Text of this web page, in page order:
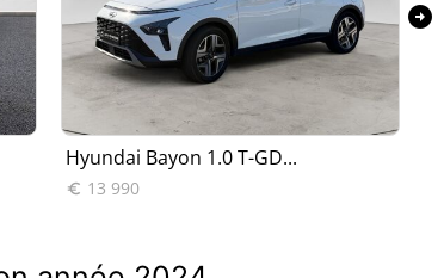
Hyundai Bayon 1.0 T-GD...
 13 990
arrow_circle_right